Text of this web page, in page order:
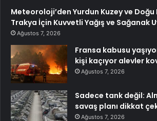
Meteoroloji’den Yurdun Kuzey ve Doğu
Trakya İçin Kuvvetli Yağış ve Sağanak
Ağustos 7, 2026
Fransa kabusu
kişi kaçıyor alevler
Ağustos 7, 2026
Sadece tank değil:
savaş planı dikkat
Ağustos 7, 2026